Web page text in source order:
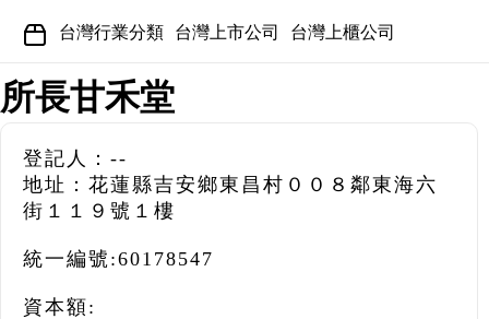
台灣行業分類 台灣上市公司 台灣上櫃公司
所長甘禾堂
登記人：--
地址：花蓮縣吉安鄉東昌村００８鄰東海六
街１１９號１樓
統一編號:60178547
資本額: